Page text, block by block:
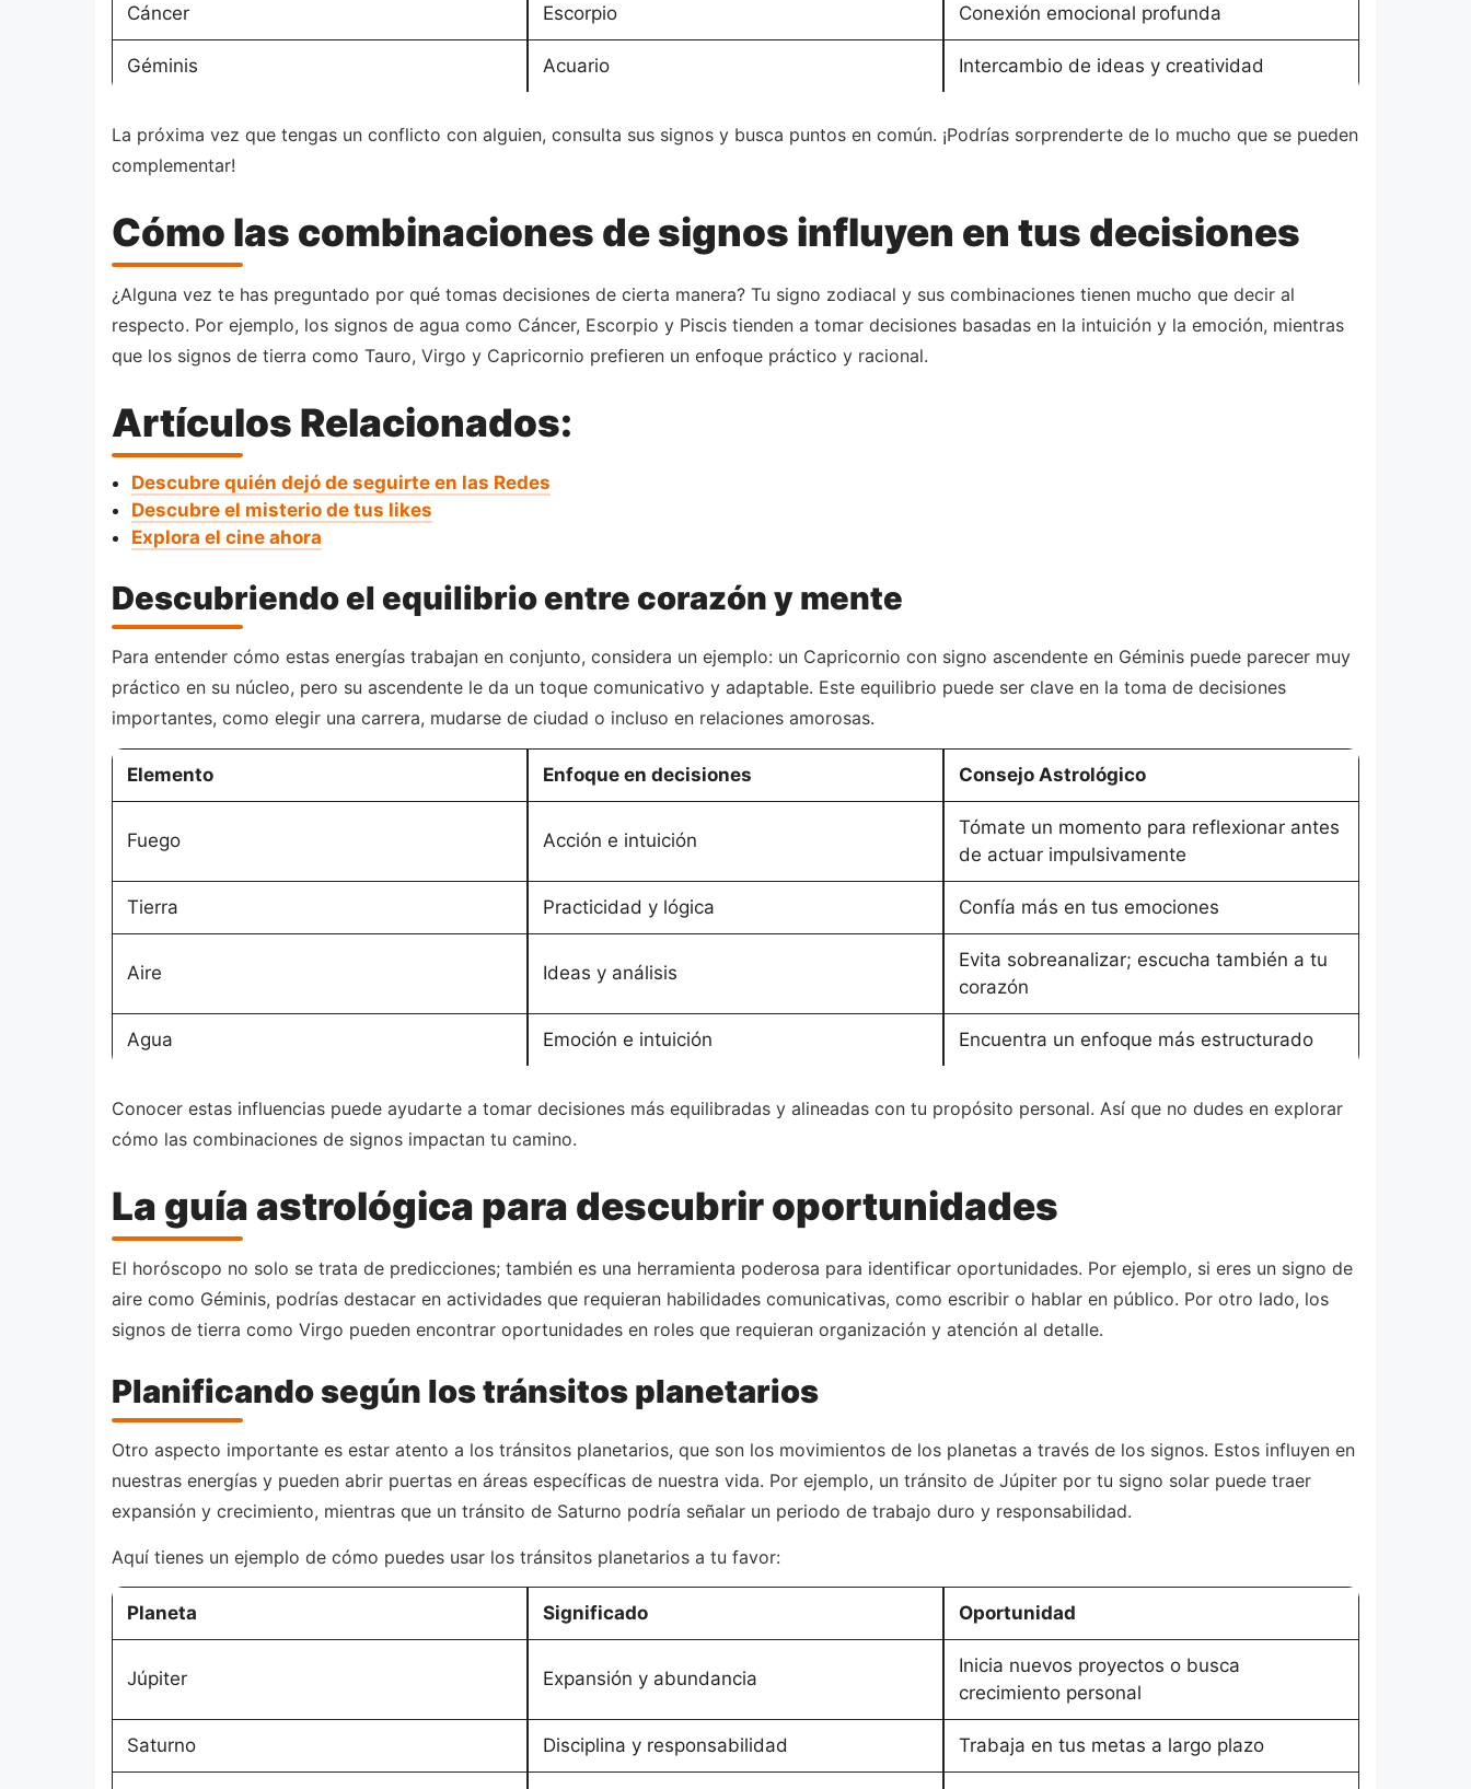
Cáncer Escorpio Conexión emocional profunda
Géminis Acuario Intercambio de ideas y creatividad
La próxima vez que tengas un conflicto con alguien, consulta sus signos y busca puntos en común. ¡Podrías sorprenderte de lo mucho que se pueden
complementar!
Cómo las combinaciones de signos influyen en tus decisiones
¿Alguna vez te has preguntado por qué tomas decisiones de cierta manera? Tu signo zodiacal y sus combinaciones tienen mucho que decir al
respecto. Por ejemplo, los signos de agua como Cáncer, Escorpio y Piscis tienden a tomar decisiones basadas en la intuición y la emoción, mientras
que los signos de tierra como Tauro, Virgo y Capricornio prefieren un enfoque práctico y racional.
Artículos Relacionados:
Descubre quién dejó de seguirte en las Redes
Descubre el misterio de tus likes
Explora el cine ahora
Descubriendo el equilibrio entre corazón y mente
Para entender cómo estas energías trabajan en conjunto, considera un ejemplo: un Capricornio con signo ascendente en Géminis puede parecer muy
práctico en su núcleo, pero su ascendente le da un toque comunicativo y adaptable. Este equilibrio puede ser clave en la toma de decisiones
importantes, como elegir una carrera, mudarse de ciudad o incluso en relaciones amorosas.
Elemento Enfoque en decisiones Consejo Astrológico
Fuego Acción e intuición
Tómate un momento para reflexionar antes
de actuar impulsivamente
Tierra Practicidad y lógica Confía más en tus emociones
Aire Ideas y análisis
Evita sobreanalizar; escucha también a tu
corazón
Agua Emoción e intuición Encuentra un enfoque más estructurado
Conocer estas influencias puede ayudarte a tomar decisiones más equilibradas y alineadas con tu propósito personal. Así que no dudes en explorar
cómo las combinaciones de signos impactan tu camino.
La guía astrológica para descubrir oportunidades
El horóscopo no solo se trata de predicciones; también es una herramienta poderosa para identificar oportunidades. Por ejemplo, si eres un signo de
aire como Géminis, podrías destacar en actividades que requieran habilidades comunicativas, como escribir o hablar en público. Por otro lado, los
signos de tierra como Virgo pueden encontrar oportunidades en roles que requieran organización y atención al detalle.
Planificando según los tránsitos planetarios
Otro aspecto importante es estar atento a los tránsitos planetarios, que son los movimientos de los planetas a través de los signos. Estos influyen en
nuestras energías y pueden abrir puertas en áreas específicas de nuestra vida. Por ejemplo, un tránsito de Júpiter por tu signo solar puede traer
expansión y crecimiento, mientras que un tránsito de Saturno podría señalar un periodo de trabajo duro y responsabilidad.
Aquí tienes un ejemplo de cómo puedes usar los tránsitos planetarios a tu favor:
Planeta Significado Oportunidad
Júpiter Expansión y abundancia
Inicia nuevos proyectos o busca
crecimiento personal
Saturno Disciplina y responsabilidad Trabaja en tus metas a largo plazo